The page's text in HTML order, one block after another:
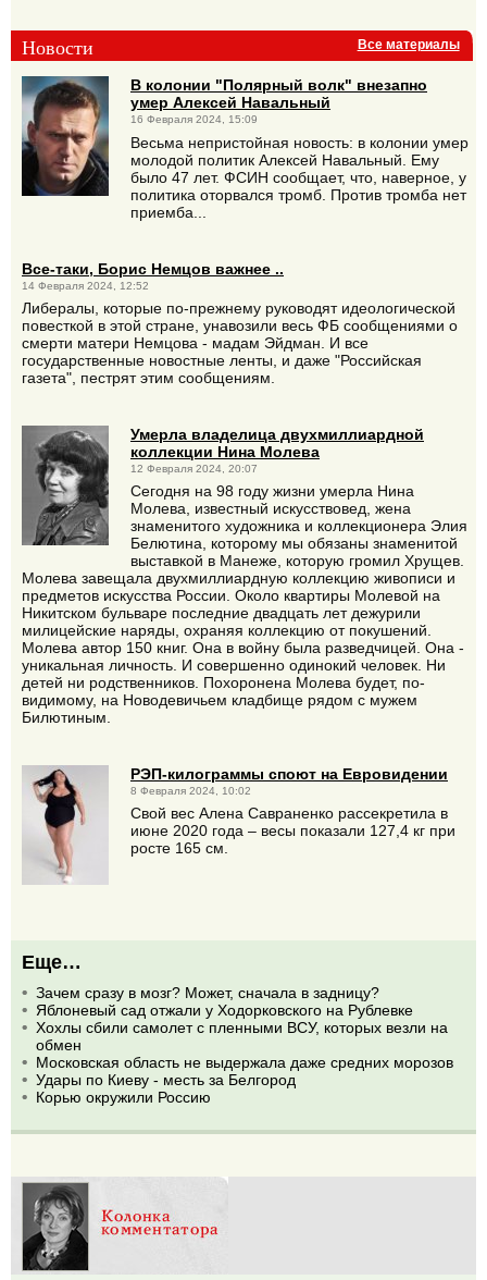
Новости Все материалы
В колонии "Полярный волк" внезапно
умер Алексей Навальный
16 Февраля 2024, 15:09
Весьма непристойная новость: в колонии умер
молодой политик Алексей Навальный. Ему
было 47 лет. ФСИН сообщает, что, наверное, у
политика оторвался тромб. Против тромба нет
приемба...
Все-таки, Борис Немцов важнее ..
14 Февраля 2024, 12:52
Либералы, которые по-прежнему руководят идеологической
повесткой в этой стране, унавозили весь ФБ сообщениями о
смерти матери Немцова - мадам Эйдман. И все
государственные новостные ленты, и даже "Российская
газета", пестрят этим сообщениям.
Умерла владелица двухмиллиардной
коллекции Нина Молева
12 Февраля 2024, 20:07
Сегодня на 98 году жизни умерла Нина
Молева, известный искусствовед, жена
знаменитого художника и коллекционера Элия
Белютина, которому мы обязаны знаменитой
выставкой в Манеже, которую громил Хрущев.
Молева завещала двухмиллиардную коллекцию живописи и
предметов искусства России. Около квартиры Молевой на
Никитском бульваре последние двадцать лет дежурили
милицейские наряды, охраняя коллекцию от покушений.
Молева автор 150 книг. Она в войну была разведчицей. Она -
уникальная личность. И совершенно одинокий человек. Ни
детей ни родственников. Похоронена Молева будет, по-
видимому, на Новодевичьем кладбище рядом с мужем
Билютиным.
РЭП-килограммы споют на Евровидении
8 Февраля 2024, 10:02
Свой вес Алена Савраненко рассекретила в
июне 2020 года – весы показали 127,4 кг при
росте 165 см.
Еще…
Зачем сразу в мозг? Может, сначала в задницу?
Яблоневый сад отжали у Ходорковского на Рублевке
Хохлы сбили самолет с пленными ВСУ, которых везли на
обмен
Московская область не выдержала даже средних морозов
Удары по Киеву - месть за Белгород
Корью окружили Россию